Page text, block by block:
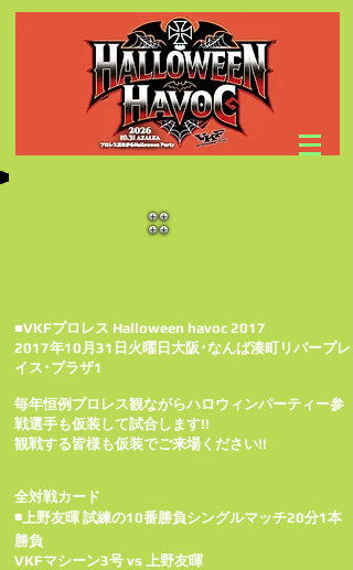
■VKFプロレス Halloween havoc 2017
2017年10月31日火曜日大阪･なんば湊町リバープレ
イス･プラザ1
毎年恒例プロレス観ながらハロウィンパーティー参
戦選手も仮装して試合します!!
観戦する皆様も仮装でご来場ください!!
全対戦カード
◾上野友暉 試練の10番勝負シングルマッチ20分1本
勝負
VKFマシーン3号 vs 上野友暉